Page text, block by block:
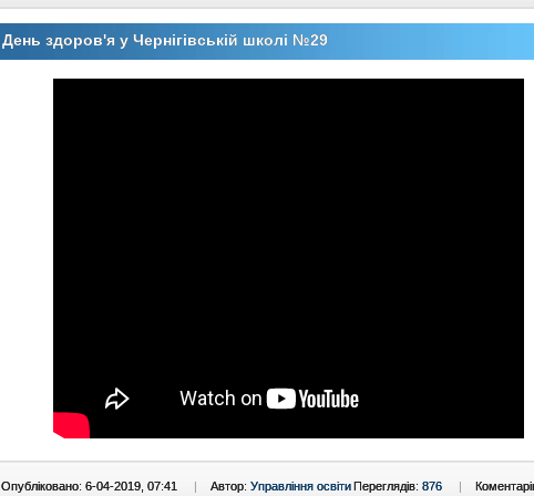
День здоров'я у Чернігівській школі №29
Опубліковано: 6-04-2019, 07:41 | Автор: Управління освітиПереглядів: 876 |